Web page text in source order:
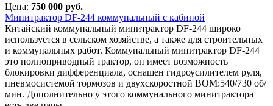
Цена: 750 000 руб.
Минитрактор DF-244 коммунальный с кабиной
Китайский коммунальный минитрактор DF-244 широко
используется в сельском хозяйстве, а также для строительных
и коммунальных работ. Коммунальный минитрактор DF-244
это полноприводный трактор, он имеет возможность
блокировки дифференциала, оснащен гидроусилителем руля,
пневмосистемой тормозов и двухскоростной ВОМ:540/730 об/
мин. Дополнительно у этого коммунального минитрактора